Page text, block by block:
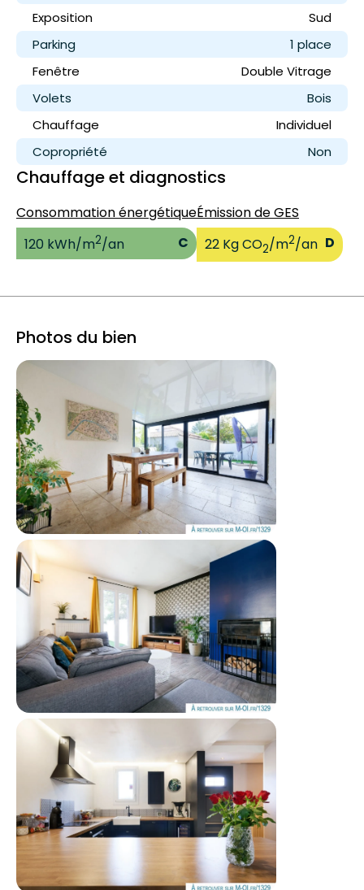
Exposition
Sud
Parking
1 place
Fenêtre
Double Vitrage
Volets
Bois
Chauffage
Individuel
Copropriété
Non
Chauffage et diagnostics
Consommation énergétique
120 kWh/m2/an C
Émission de GES
22 Kg CO2/m2/an D
Photos du bien